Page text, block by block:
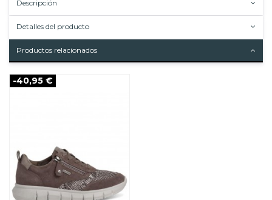
Descripción
Detalles del producto
Productos relacionados
-40,95 €